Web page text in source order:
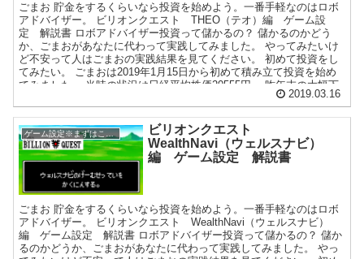
ごまお 貯金をするくらいなら投資を始めよう。一番手軽なのはロボ
アドバイザー。 ビリオンクエスト THEO（テオ）編 ゲーム設
定 解説書 ロボアドバイザー投資って儲かるの？ 儲かるのかどう
か、ごまおがあなたに代わって実践してみました。 やってみたいけ
ど不安って人はごまおの実践結果を見てください。 初めて投資をし
てみたい。 ごまおは2019年1月15日から初めて積み立て投資を始め
てみました。 当時の状況は日経平均株価20555円。 昨年末の大幅下
落から大きく戻している状況でした 素人が初めて投資をするとこう
なりますを体を張って証明します。 投資の元手っていくら必要な
の？ 元手は50万円から始めてみました。金額はご自身の状況に合わ
せて変えてください。 ご自身の元手を100万円にした場合は、ごま
おより儲けは2倍になります。25万円の場合は1/2になります。ご自
身に置き換えてイメージしてください。 いくらくらい積み立てる
の？ 毎月5万円...
2019.03.16
ゲーム設定※まずはここを確認
ビリオンクエスト
WealthNavi（ウェルスナビ）
編 ゲーム設定 解説書
ごまお 貯金をするくらいなら投資を始めよう。一番手軽なのはロボ
アドバイザー。 ビリオンクエスト WealthNavi（ウェルスナビ）
編 ゲーム設定 解説書 ロボアドバイザー投資って儲かるの？ 儲か
るのかどうか、ごまおがあなたに代わって実践してみました。 やっ